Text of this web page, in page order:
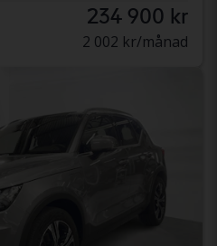
234 900 kr
2 002 kr/månad